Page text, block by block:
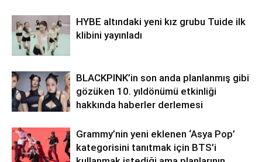
HYBE altındaki yeni kız grubu Tuide ilk
klibini yayınladı
BLACKPINK’in son anda planlanmış gibi
gözüken 10. yıldönümü etkinliği
hakkında haberler derlemesi
Grammy’nin yeni eklenen ‘Asya Pop’
kategorisini tanıtmak için BTS’i